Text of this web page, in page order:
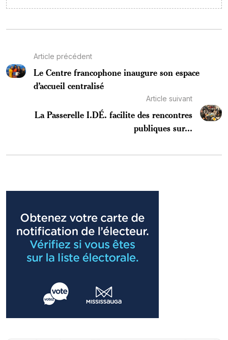
Article précédent
Le Centre francophone inaugure son espace
d’accueil centralisé
Article suivant
La Passerelle I.DÉ. facilite des rencontres
publiques sur...